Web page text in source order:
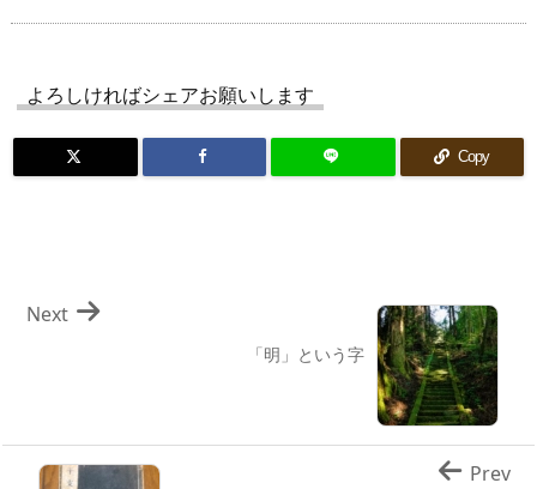
よろしければシェアお願いします
Copy
「明」という字
Next
Prev